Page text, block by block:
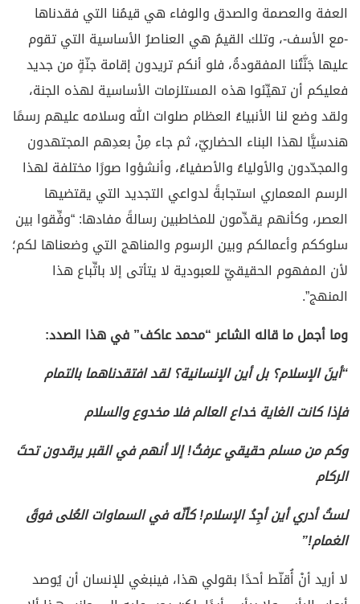
العفة والعصمة والصدق والوفاء هي قيمُنا التي فقدناها
-مع الأسف-، وتلك القيمُ هي العناصرُ الأساسية التي تقوم
عليها جَنَّتُنا المفقودةُ، فلو أنكم تريدون إقامة جنّةٍ من جديد
فعليكم أن تهيِّئوا هذه المستلزمات الأساسية لهذه الجنة،
ولقد وضع لنا الأنبياءُ العظام صلوات الله وسلامه عليهم رسمًا
هندسيًّا لهذا البناء الحضاريّ، ثم جاء مِنْ بعدِهم المجتهدون
والمجدّدون والأولياءُ والأصفياءُ، وأنشؤوا صورًا مختلفة لهذا
الرسم المعماري استجابةً لدواعي التجديد التي يقتضيها
العصر، وكأنهم يقدِّمون للمخاطبين رسالةً مفادها: “وفِّقوا بين
سلوككم وأعمالكم وبين الرسوم والمناهج التي وضعناها لكم؛
لأن المفهوم الحقيقيّ للعبودية لا يتأتى إلا باتِّباع هذا
المنهج”.
وما أجمل ما قاله الشاعر “محمد عاكف” في هذا الصدد:
“أينَ الإسلام؟ بل أين الإنسانية؟ لقد افتقدناهما بالتمام
فإذا كانت الغاية خداع العالم فلا مخدوع والسلام
وكم من مسلم حقيقي عرفتُ! إلا أنهم في القبر يرقدون تحتَ
الركام
لستُ أدري أين أجِدُ الإسلام! كأنّه في السماوات العُلى فوقَ
الغمام!”
لا أريد أنْ أُقنّط أحدًا بقولي هذا، فينبغي للإنسان أن يُوصد